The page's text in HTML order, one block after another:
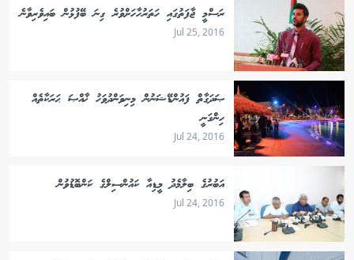
ރަސްމީ ޖާފަތުގައި ހަތަރުހާހަށްވުރެ ގިނަ ބޭފުޅުން ބައިވެރިވާނެ
Jul 25, 2016
ޞަދަގާތް ފައުންޑޭޝަނުން މިނިވަންދުވަހު ޚާއްޞަ ޙަރަކާތެއް
ހިންގަނީ
Jul 24, 2016
އަބުރުގެ ބިލާމެދު މީޑިއާ ކައުންސިލްގެ ކަންބޮޑުވުން
Jul 24, 2016